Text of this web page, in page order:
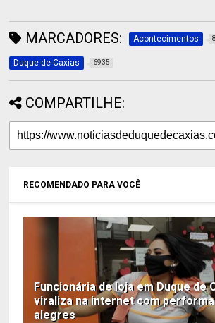
MARCADORES: Acontecimentos
Duque de Caxias 6935
COMPARTILHE:
RECOMENDADO PARA VOCÊ
Funcionária de loja em Duque de
viraliza na internet com
alegres